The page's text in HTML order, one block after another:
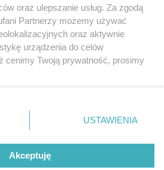
wSzczecinie.pl
Created by GOD
oraz ulepszanie usług. Za zgodą
Partnerzy możemy używać
oraz aktywnie
urządzenia do celów
cenimy Twoją prywatność, prosimy
się w lewym dolnym rogu strony
danych nie wymagają
Preferencje będą miały
tej witrynie.
USTAWIENIA
Akceptuję